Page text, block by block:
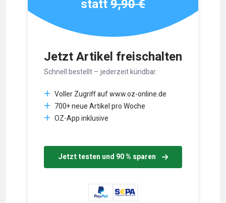
Jetzt Artikel freischalten
Schnell bestellt – jederzeit kündbar.
Voller Zugriff auf www.oz-online.de
700+ neue Artikel pro Woche
OZ-App inklusive
Jetzt testen und 90 % sparen
statt9,90 €